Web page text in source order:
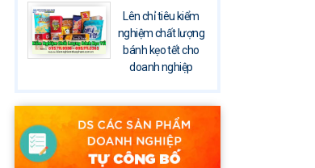
Lên chỉ tiêu kiểm
nghiệm chất lượng
bánh kẹo tết cho
doanh nghiệp